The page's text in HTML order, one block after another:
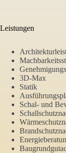
Leistungen
3D-Max
Statik
Schal- und